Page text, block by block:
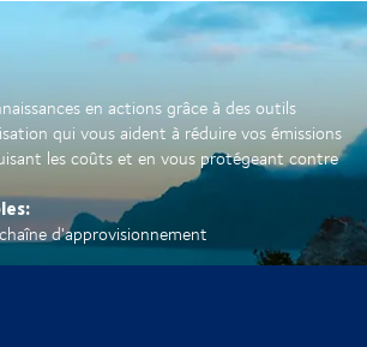
en actions grâce à des outils
qui vous aident à réduire vos émissions
les coûts et en vous protégeant contre
d'approvisionnement